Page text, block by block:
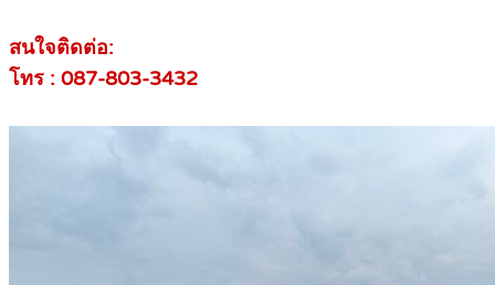
สนใจติดต่อ:
โทร : 087-803-3432